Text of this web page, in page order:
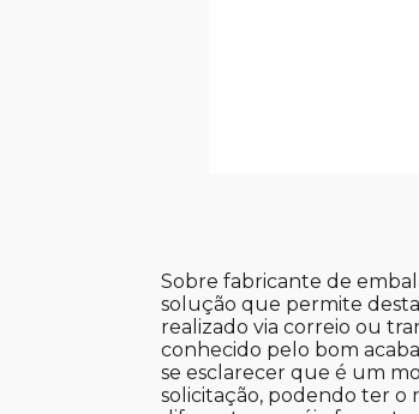
Sobre fabricante de
solução que permite
realizado via correio ou
conhecido pelo bom
se esclarecer que é um
solicitação, podendo ter o